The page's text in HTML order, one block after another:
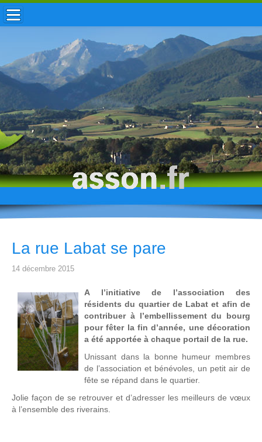
ACCUEIL / INFOS
MUNICIPALITÉ
VIE LOCALE
ENFANCE
TOURISME
HISTOIRE
La rue Labat se pare
14 décembre 2015
A l’initiative de l’association des
résidents du quartier de Labat et afin de
contribuer à l’embellissement du bourg
pour fêter la fin d’année, une décoration
a été apportée à chaque portail de la rue.
Unissant dans la bonne humeur membres
de l’association et bénévoles, un petit air de
fête se répand dans le quartier.
Jolie façon de se retrouver et d’adresser les meilleurs de vœux
à l’ensemble des riverains.